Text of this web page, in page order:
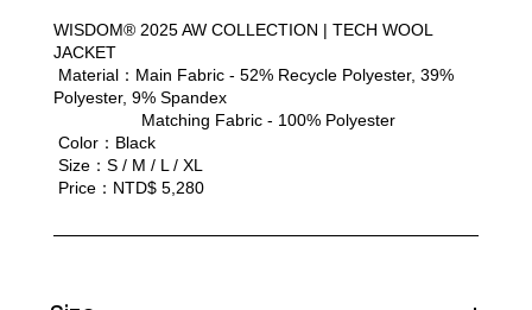
WISDOM® 2025 AW COLLECTION | TECH WOOL
JACKET
Material：Main Fabric - 52% Recycle Polyester, 39%
Polyester, 9% Spandex
Matching Fabric - 100% Polyester
Color：Black
Size：S / M / L / XL
Price：NTD$ 5,280